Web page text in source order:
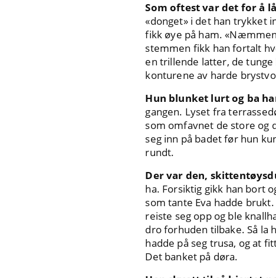
Som oftest var det for å
«donget» i det han trykket
fikk øye på ham.
stemmen fikk han fortalt
en trillende latter, de
konturene av harde
Hun blunket lurt og ba
gangen. Lyset fra
som omfavnet de store og
seg inn på badet før hun
rundt.
Der var den,
ha. Forsiktig gikk han bort
som tante Eva hadde
reiste seg opp og ble
dro forhuden tilbake. Så la
hadde på seg trusa, og at
Det banket på døra.